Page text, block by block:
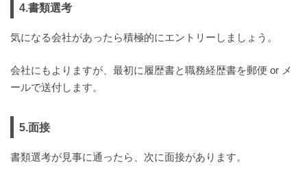
4.書類選考
気になる会社があったら積極的にエントリーしましょう。
会社にもよりますが、最初に履歴書と職務経歴書を郵便 or メ
ールで送付します。
5.面接
書類選考が見事に通ったら、次に面接があります。